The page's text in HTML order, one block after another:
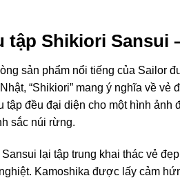
tập Shikiori Sansui
sản phẩm nổi tiếng của Sailor
“Shikiori” mang ý nghĩa về
tập đều đại diện cho một hình ảnh
sắc núi rừng.
Sansui lại tập trung khai thác vẻ
Kamoshika được lấy cảm